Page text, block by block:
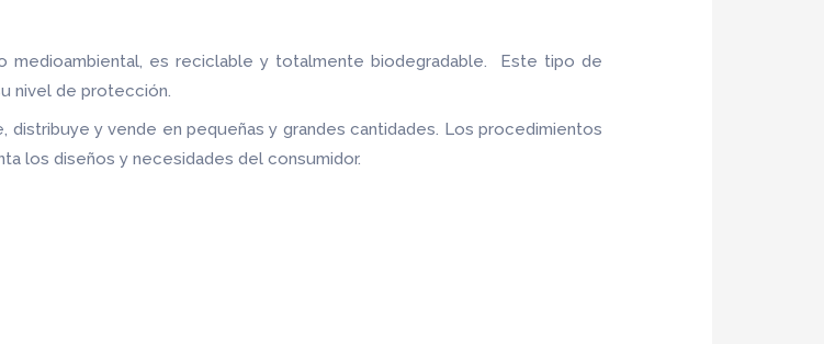
medioambiental, es reciclable y totalmente biodegradable. Este tipo de
nivel de protección.
distribuye y vende en pequeñas y grandes cantidades. Los procedimientos
los diseños y necesidades del consumidor.